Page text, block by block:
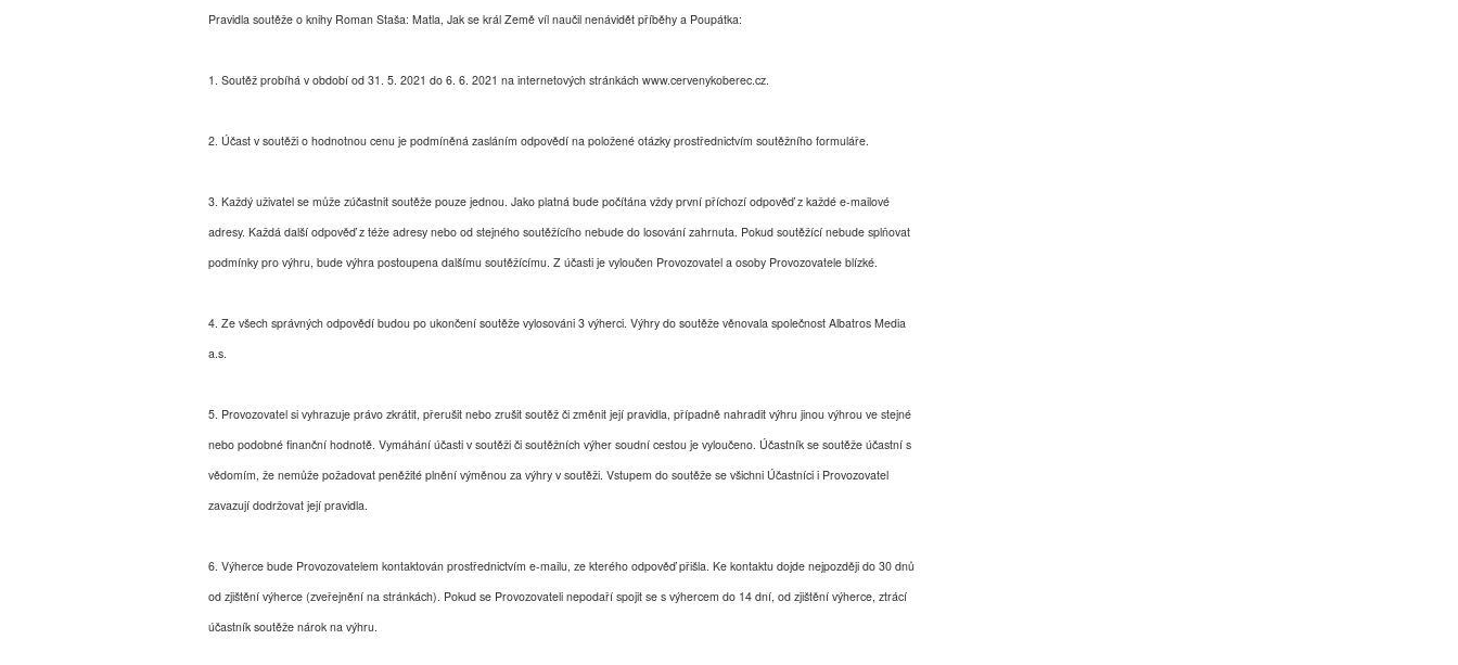
Pravidla soutěže o knihy Roman Staša: Matla, Jak se král Země víl naučil nenávidět příběhy a Poupátka:
1. Soutěž probíhá v období od 31. 5. 2021 do 6. 6. 2021 na internetových stránkách www.cervenykoberec.cz.
2. Účast v soutěži o hodnotnou cenu je podmíněná zasláním odpovědí na položené otázky prostřednictvím soutěžního formuláře.
3. Každý uživatel se může zúčastnit soutěže pouze jednou. Jako platná bude počítána vždy první příchozí odpověď z každé e-mailové
adresy. Každá další odpověď z téže adresy nebo od stejného soutěžícího nebude do losování zahrnuta. Pokud soutěžící nebude splňovat
podmínky pro výhru, bude výhra postoupena dalšímu soutěžícímu. Z účasti je vyloučen Provozovatel a osoby Provozovatele blízké.
4. Ze všech správných odpovědí budou po ukončení soutěže vylosováni 3 výherci. Výhry do soutěže věnovala společnost Albatros Media
a.s.
5. Provozovatel si vyhrazuje právo zkrátit, přerušit nebo zrušit soutěž či změnit její pravidla, případně nahradit výhru jinou výhrou ve stejné
nebo podobné finanční hodnotě. Vymáhání účasti v soutěži či soutěžních výher soudní cestou je vyloučeno. Účastník se soutěže účastní s
vědomím, že nemůže požadovat peněžité plnění výměnou za výhry v soutěži. Vstupem do soutěže se všichni Účastníci i Provozovatel
zavazují dodržovat její pravidla.
6. Výherce bude Provozovatelem kontaktován prostřednictvím e-mailu, ze kterého odpověď přišla. Ke kontaktu dojde nejpozději do 30 dnů
od zjištění výherce (zveřejnění na stránkách). Pokud se Provozovateli nepodaří spojit se s výhercem do 14 dní, od zjištění výherce, ztrácí
účastník soutěže nárok na výhru.